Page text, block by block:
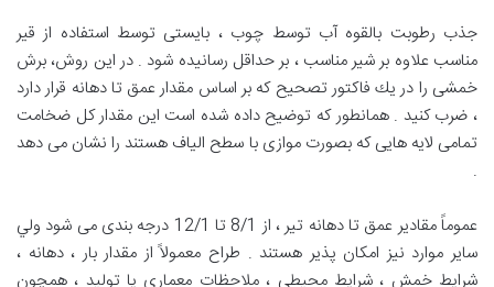
جذب رطوبت بالقوه آب توسط چوب ، بايستی توسط استفاده از قير
مناسب علاوه بر شير مناسب ، بر حداقل رسانيده شود . در اين روش، برش
خمشی را در يك فاكتور تصحيح كه بر اساس مقدار عمق تا دهانه قرار دارد
، ضرب كنيد . همانطور كه توضيح داده شده است اين مقدار كل ضخامت
تمامی لايه هايی كه بصورت موازی با سطح الياف هستند را نشان می دهد
.
عموماً مقادير عمق تا دهانه تير ، از 8/1 تا 12/1 درجه بندی می شود ولي
ساير موارد نيز امكان پذير هستند . طراح معمولاً از مقدار بار ، دهانه ،
شرايط خمش ، شرايط محيطی ، ملاحظات معماری يا توليد ، همچون